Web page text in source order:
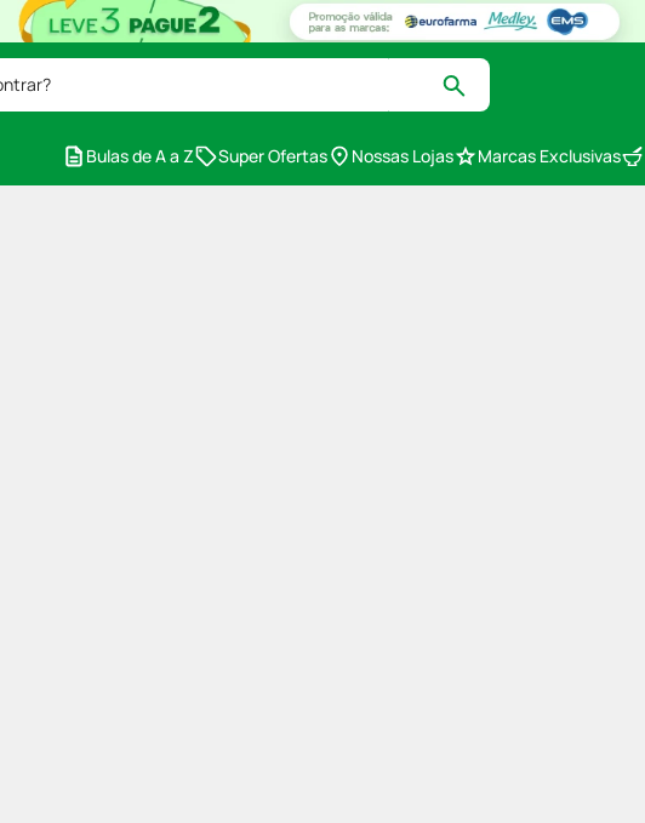
Bulas de A a Z Super Ofertas Nossas Lojas Marcas Exclusivas